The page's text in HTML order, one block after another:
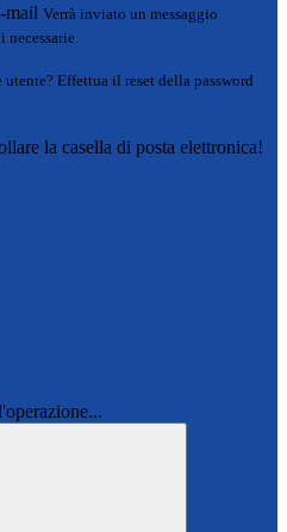
mail Verrà inviato un messaggio
Effettua il reset della password
la casella di posta elettronica!